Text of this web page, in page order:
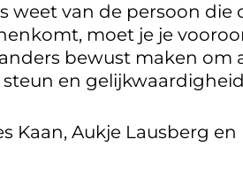
weet van de persoon
moet je je
bewust maken om
en
Kaan, Aukje Lausberg